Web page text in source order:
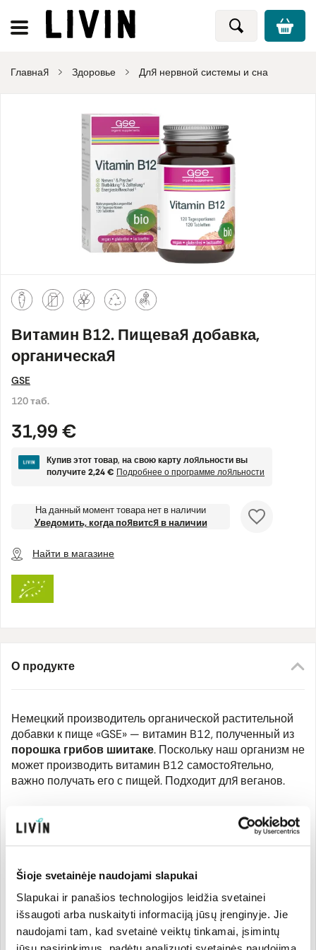
Šioje svetainėje naudojami slapukai
Slapukai ir panašios technologijos leidžia svetainei
išsaugoti arba nuskaityti informaciją jūsų įrenginyje. Jie
naudojami tam, kad svetainė veiktų tinkamai, įsimintų
Главная Здоровье Для нервной системы и сна
Витамин B12. Пищевая добавка,
органическая
GSE
120 таб.
31,99 €
Купив этот товар, на свою карту лояльности вы
получите2,24 € Подробнее о программе лояльности
На данный момент товара нет в наличии
Уведомить, когда появится в наличии
Найти в магазине
О продукте
Немецкий производитель органической растительной
добавки к пище «GSE» — витамин B12, полученный из
порошка грибов шиитаке. Поскольку наш организм не
может производить витамин B12 самостоятельно,
важно получать его с пищей. Подходит для веганов.
Витамин B12 помогает поддерживать в норме
энергетический обмен, деятельность нервной системы,
метаболизм гомоцистеина, психологическую функцию,
систему. Способствует снижению чувства усталости и
утомления. Выполняет определённую функцию в
процессе деления клеток. Важно разнообразное и
сбалансированное питание, здоровый образ жизни.